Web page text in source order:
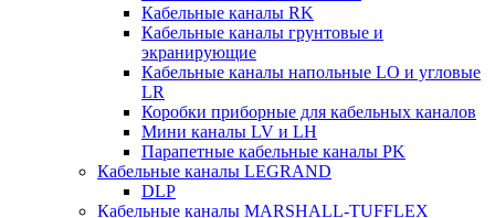
Кабельные каналы RK
Кабельные каналы грунтовые и
экранирующие
Кабельные каналы напольные LO и угловые
LR
Коробки приборные для кабельных каналов
Мини каналы LV и LH
Парапетные кабельные каналы PK
Кабельные каналы LEGRAND
DLP
Кабельные каналы MARSHALL-TUFFLEX